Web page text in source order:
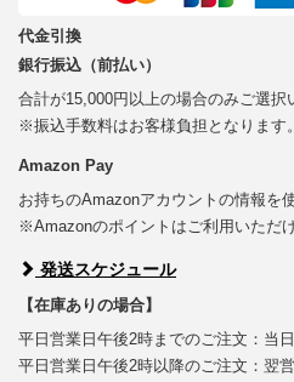
代金引換
銀行振込（前払い）
合計が15,000円以上の場合のみご選択
※振込手数料はお客様負担となります。
Amazon Pay
お持ちのAmazonアカウントの情報を
※Amazonのポイントはご利用いただけ
発送スケジュール
【在庫ありの場合】
平日営業日午後2時までのご注文：当
平日営業日午後2時以降のご注文：翌